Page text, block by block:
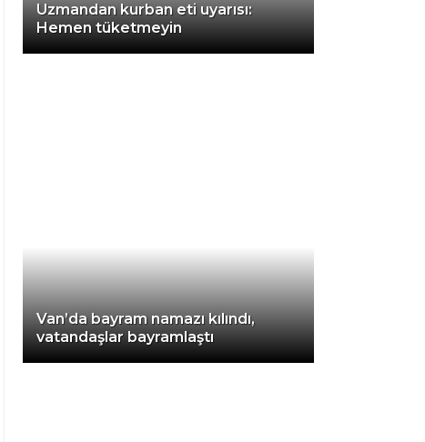
Youtube
Uzmandan kurban eti uyarısı:
Hemen tüketmeyin
Van’da bayram namazı kılındı,
vatandaşlar bayramlaştı